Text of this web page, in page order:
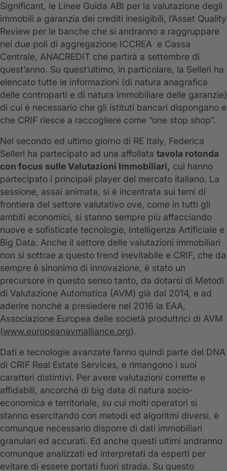
Significant, le Linee Guida ABI per la valutazione degli
immobili a garanzia dei crediti inesigibili, l’Asset Quality
Review per le banche che si andranno a raggruppare
nei due poli di aggregazione ICCREA e Cassa
Centrale, ANACREDIT che partirà a settembre di
quest’anno. Su quest’ultimo, in particolare, la Selleri ha
elencato tutte le informazioni (di natura anagrafica
delle controparti e di natura immobiliare delle garanzie)
di cui è necessario che gli istituti bancari dispongano e
che CRIF riesce a raccogliere come “one stop shop”.
Nel secondo ed ultimo giorno di RE Italy, Federica
Selleri ha partecipato ad una affollata tavola rotonda
con focus sulle Valutazioni Immobiliari, cui hanno
partecipato i principali player del mercato italiano. La
sessione, assai animata, si è incentrata sui temi di
frontiera del settore valutativo ove, come in tutti gli
ambiti economici, si stanno sempre più affacciando
nuove e sofisticate tecnologie, Intelligenza Artificiale e
Big Data. Anche il settore delle valutazioni immobiliari
non si sottrae a questo trend inevitabile e CRIF, che da
sempre è sinonimo di innovazione, è stato un
precursore in questo senso tanto, da dotarsi di Metodi
di Valutazione Automatica (AVM) già dal 2014, e ad
aderire nonché a presiedere nel 2016 la EAA,
Associazione Europea delle società produttrici di AVM
(www.europeanavmalliance.org).
Dati e tecnologie avanzate fanno quindi parte del DNA
di CRIF Real Estate Services, e rimangono i suoi
caratteri distintivi. Per avere valutazioni corrette e
affidabili, ancorché di big data di natura socio-
economica e territoriale, su cui molti operatori si
stanno esercitando con metodi ed algoritmi diversi, è
comunque necessario disporre di dati immobiliari
granulari ed accurati. Ed anche questi ultimi andranno
comunque analizzati ed interpretati da esperti per
evitare di essere portati fuori strada. Su questo